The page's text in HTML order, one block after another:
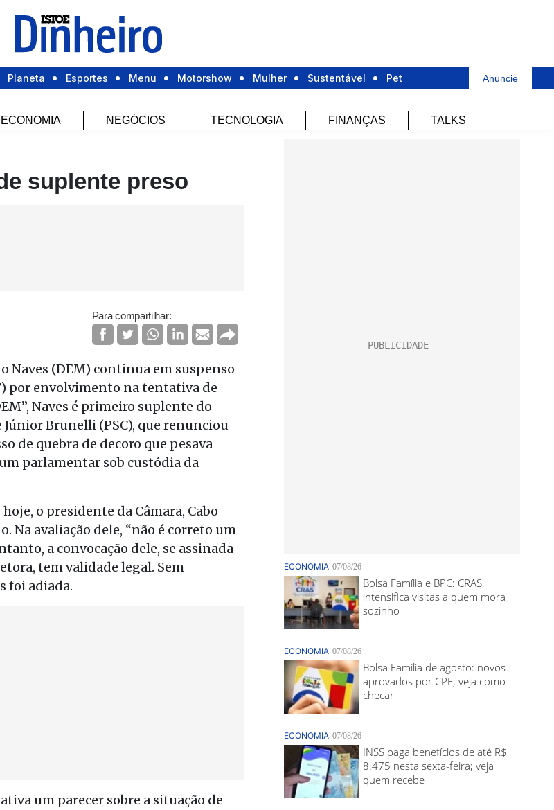
Planeta Esportes Menu Motorshow Mulher Sustentável Pet Anuncie
ECONOMIA NEGÓCIOS TECNOLOGIA FINANÇAS TALKS
suplente preso
Para compartilhar:
Naves (DEM) continua em suspenso
por envolvimento na tentativa de
Naves é primeiro suplente do
Júnior Brunelli (PSC), que renunciou
de quebra de decoro que pesava
um parlamentar sob custódia da
o presidente da Câmara, Cabo
Na avaliação dele, “não é correto um
a convocação dele, se assinada
tem validade legal. Sem
foi adiada.
um parecer sobre a situação de